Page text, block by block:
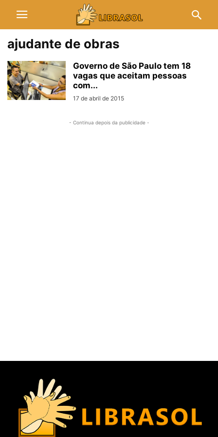
ajudante de obras
Governo de São Paulo tem 18
vagas que aceitam pessoas
com...
17 de abril de 2015
- Continua depois da publicidade -